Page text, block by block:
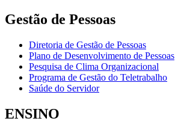
Gestão de Pessoas
Diretoria de Gestão de Pessoas
Plano de Desenvolvimento de Pessoas
Pesquisa de Clima Organizacional
Programa de Gestão do Teletrabalho
Saúde do Servidor
ENSINO